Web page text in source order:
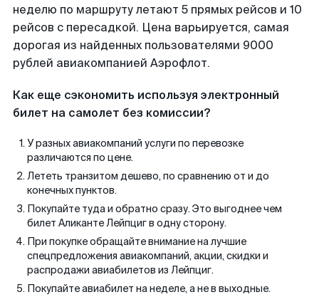
неделю по маршруту летают 5 прямых рейсов и 10
рейсов с пересадкой. Цена варьируется, самая
дорогая из найденных пользователями 9000
рублей авиакомпанией Аэрофлот.
Как еще сэкономить используя электронный
билет на самолет без комиссии?
У разных авиакомпаний услуги по перевозке
различаются по цене.
Лететь транзитом дешево, по сравнению от и до
конечных пунктов.
Покупайте туда и обратно сразу. Это выгоднее чем
билет Аликанте Лейпциг в одну сторону.
При покупке обращайте внимание на лучшие
спецпредложения авиакомпаний, акции, скидки и
распродажи авиабилетов из Лейпциг.
Покупайте авиабилет на неделе, а не в выходные.